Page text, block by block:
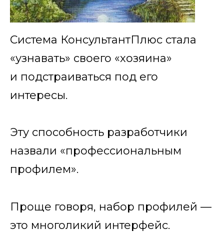
Система КонсультантПлюс стала
«узнавать» своего «хозяина»
и подстраиваться под его
интересы.
Эту способность разработчики
назвали «профессиональным
профилем».
Проще говоря, набор профилей —
это многоликий интерфейс.